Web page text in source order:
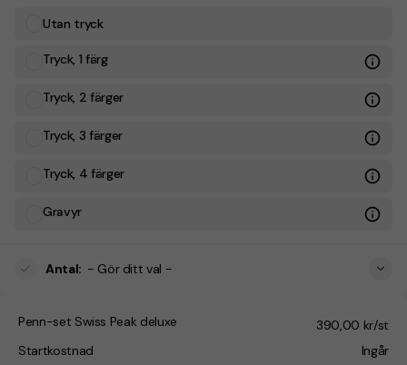
Utan tryck
Tryck, 1 färg
Tryck, 2 färger
Tryck, 3 färger
Tryck, 4 färger
Gravyr
Antal: - Gör ditt val -
Penn-set Swiss Peak deluxe
390,00 kr/st
Startkostnad
Ingår